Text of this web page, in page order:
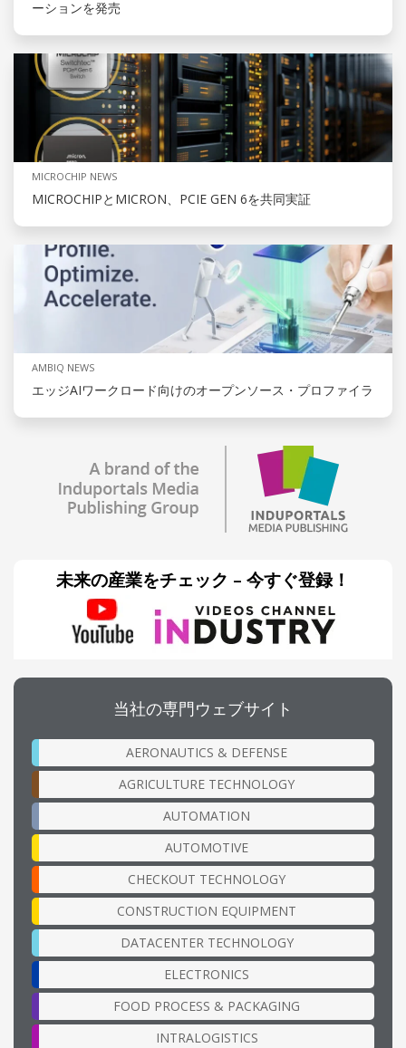
ーションを発売
MICROCHIP NEWS
MICROCHIPとMICRON、PCIE GEN 6を共同実証
AMBIQ NEWS
エッジAIワークロード向けのオープンソース・プロファイラ
未来の産業をチェック – 今すぐ登録！
当社の専門ウェブサイト
AERONAUTICS & DEFENSE
AGRICULTURE TECHNOLOGY
AUTOMATION
AUTOMOTIVE
CHECKOUT TECHNOLOGY
CONSTRUCTION EQUIPMENT
DATACENTER TECHNOLOGY
ELECTRONICS
FOOD PROCESS & PACKAGING
INTRALOGISTICS